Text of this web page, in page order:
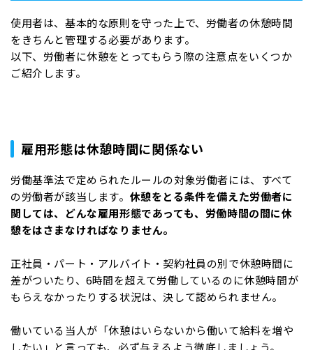
使用者は、基本的な原則を守った上で、労働者の休憩時間
をきちんと管理する必要があります。
以下、労働者に休憩をとってもらう際の注意点をいくつか
ご紹介します。
雇用形態は休憩時間に関係ない
労働基準法で定められたルールの対象労働者には、すべて
の労働者が該当します。 休憩をとる条件を備えた労働者に
関しては、どんな雇用形態であっても、労働時間の間に休
憩をはさまなければなりません。
正社員・パート・アルバイト・契約社員の別で休憩時間に
差がついたり、6時間を超えて労働しているのに休憩時間が
もらえなかったりする状況は、決して認められません。
働いている当人が「休憩はいらないから働いて給料を増や
したい」と言っても、必ず与えるよう徹底しましょう。